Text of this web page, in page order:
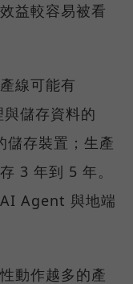
益較容易被看
線可能有
儲存資料的
存裝置；生產
3 年到 5 年。
Agent 與地端
動作越多的產